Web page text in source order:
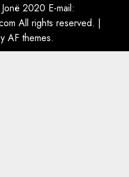
2026 2020 E-mail:
All rights reserved. |
AF themes.